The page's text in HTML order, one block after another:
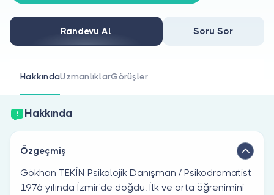
Doktor musunuz?
Randevu Al Soru Sor
HakkındaUzmanlıklarGörüşler
Hakkında
Özgeçmiş
Gökhan TEKİN Psikolojik Danışman / Psikodramatist
1976 yılında İzmir'de doğdu. İlk ve orta öğrenimini